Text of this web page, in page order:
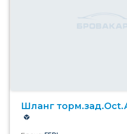
Шланг